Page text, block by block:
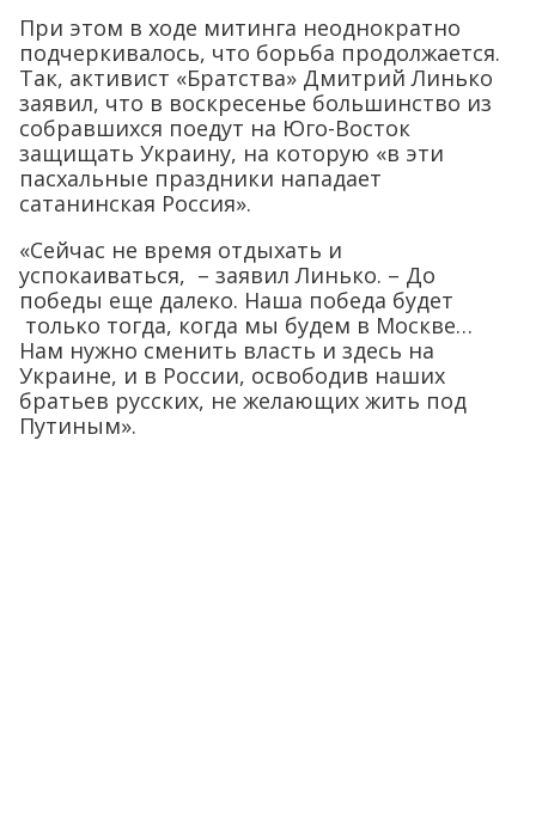
При этом в ходе митинга неоднократно
подчеркивалось, что борьба продолжается.
Так, активист «Братства» Дмитрий Линько
заявил, что в воскресенье большинство из
собравшихся поедут на Юго-Восток
защищать Украину, на которую «в эти
пасхальные праздники нападает
сатанинская Россия».
«Сейчас не время отдыхать и
успокаиваться, – заявил Линько. – До
победы еще далеко. Наша победа будет
только тогда, когда мы будем в Москве…
Нам нужно сменить власть и здесь на
Украине, и в России, освободив наших
братьев русских, не желающих жить под
Путиным».